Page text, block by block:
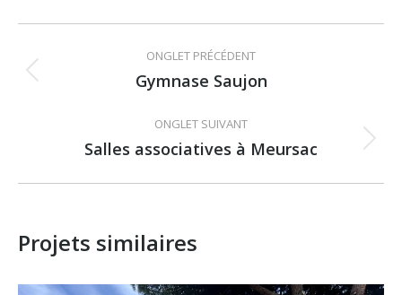
FacebookLinkedIn
Navigation
de
commentaire
ONGLET PRÉCÉDENT
Onglet
Gymnase Saujon
ONGLET SUIVANT
Projets
Salles associatives à Meursac
Projets similaires